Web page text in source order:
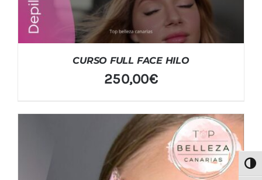
CURSO FULL FACE HILO
250,00€